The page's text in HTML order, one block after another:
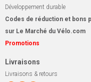
Développement durable
Codes de réduction et bons
sur Le Marché du Vélo.com
Promotions
Livraisons
Livraisons & retours